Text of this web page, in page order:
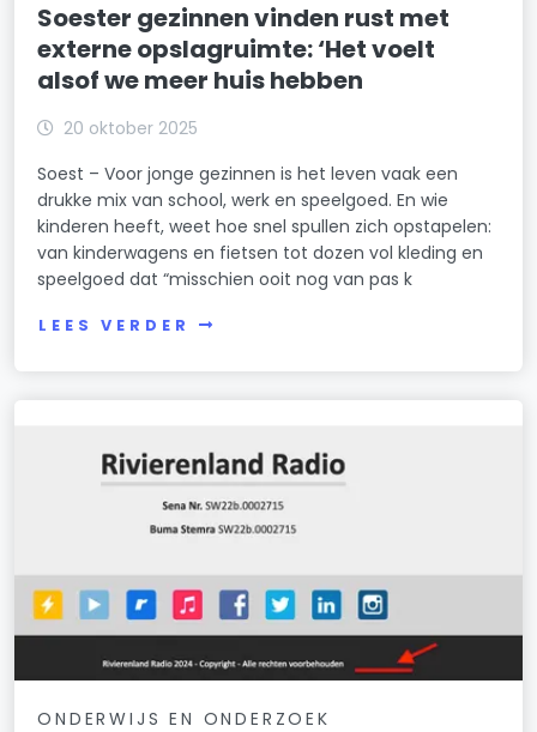
Soester gezinnen vinden rust met
externe opslagruimte: ‘Het voelt
alsof we meer huis hebben
20 oktober 2025
Soest – Voor jonge gezinnen is het leven vaak een
drukke mix van school, werk en speelgoed. En wie
kinderen heeft, weet hoe snel spullen zich opstapelen:
van kinderwagens en fietsen tot dozen vol kleding en
speelgoed dat “misschien ooit nog van pas k
LEES VERDER
ONDERWIJS EN ONDERZOEK